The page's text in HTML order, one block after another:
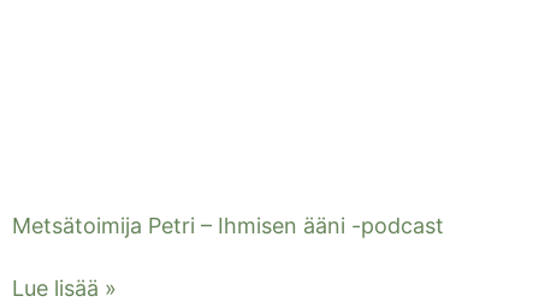
Metsätoimija Petri – Ihmisen ääni -podcast
Lue lisää »